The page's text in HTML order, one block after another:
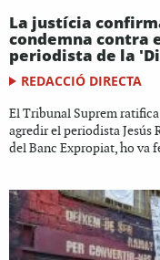
La justícia
condemna contra
periodista de la
REDACCIÓ DIRECTA
El Tribunal Suprem
agredir el periodista
del Banc Expropiat, ho va